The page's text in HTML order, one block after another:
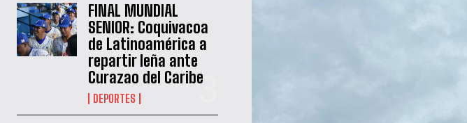
FINAL MUNDIAL
SENIOR: Coquivacoa
de Latinoamérica a
repartir leña ante
Curazao del Caribe
DEPORTES